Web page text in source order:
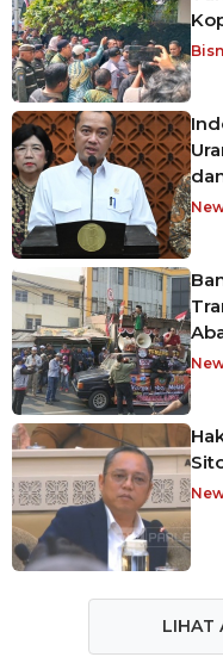
LIHAT